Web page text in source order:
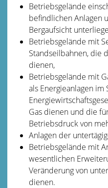
Betriebsgelände
befindlichen Anlagen
Bergaufsicht
Betriebsgelände mit
Standseilbahnen, die
dienen,
Betriebsgelände mit
als Energieanlagen im
Gas dienen und die
Betriebsdruck von
Anlagen der
Betriebsgelände mit
wesentlichen
Veränderung von
dienen.